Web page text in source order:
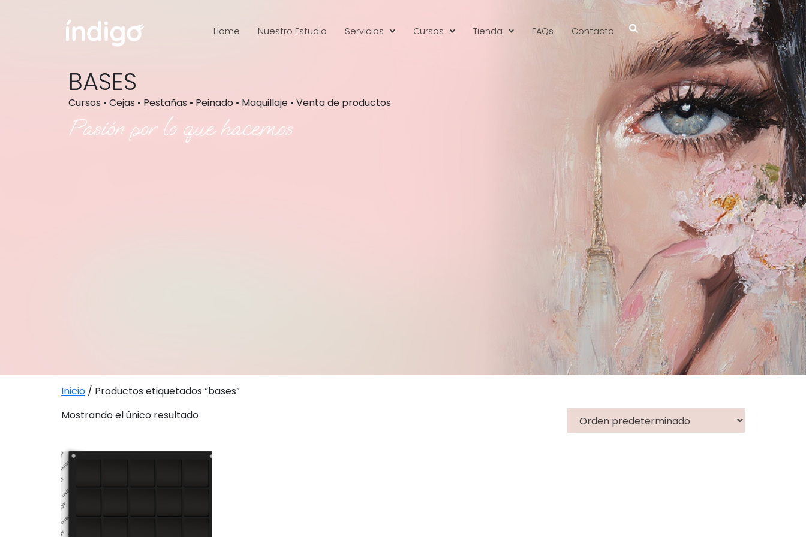
Home Nuestro Estudio Servicios Cursos Tienda FAQs Contacto
BASES
Cursos • Cejas • Pestañas • Peinado • Maquillaje • Venta de productos
Pasión por lo que hacemos
Inicio / Productos etiquetados “bases”
Mostrando el único resultado